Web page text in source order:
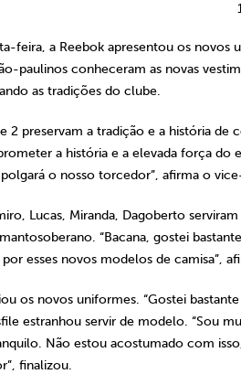
feira, a Reebok apresentou os
paulinos conheceram as novas
as tradições do clube.
e 2 preservam a tradição e a história
a história e a elevada força do
o nosso torcedor”, afirma o
Lucas, Miranda, Dagoberto
“Bacana, gostei
por esses novos modelos de camisa”,
os novos uniformes. “Gostei
estranhou servir de modelo. “Sou
Não estou acostumado com
finalizou.